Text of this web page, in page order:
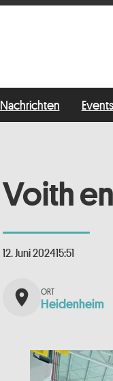
Nachrichten Events
Voith
12. Juni 202415:51
place Heidenheim